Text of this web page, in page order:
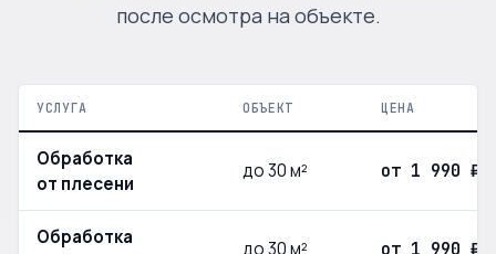
после осмотра на объекте.
УСЛУГА ОБЪЕКТ ЦЕНА
Обработка
от плесени
до 30 м² от 1 990 ₽
Обработка
до 30 м² от 1 990 ₽